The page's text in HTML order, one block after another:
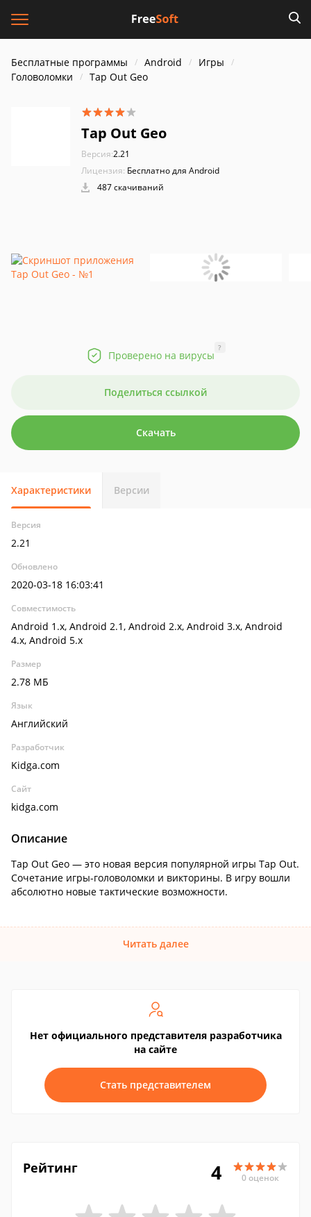
Бесплатные программы Android
Игры
Головоломки
Tap Out Geo
Tap Out Geo
Версия:2.21
Лицензия: Бесплатно для Android
487 скачиваний
Проверено на вирусы
?
Поделиться ссылкой
Скачать
Характеристики Версии
Версия
2.21
Обновлено
2020-03-18 16:03:41
Совместимость
Android 1.x, Android 2.1, Android 2.x, Android 3.x, Android
4.x, Android 5.x
Размер
2.78 МБ
Язык
Английский
Разработчик
Kidga.com
Сайт
kidga.com
Описание
Tap Out Geo — это новая версия популярной игры Tap Out.
Сочетание игры-головоломки и викторины. В игру вошли
абсолютно новые тактические возможности.
Читать далее
Нет официального представителя разработчика
на сайте
Стать представителем
Рейтинг 4 0 оценок